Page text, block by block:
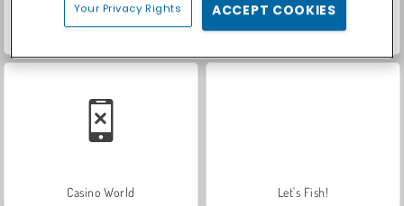
Casino World Let's Fish!
Your Privacy Rights ACCEPT COOKIES